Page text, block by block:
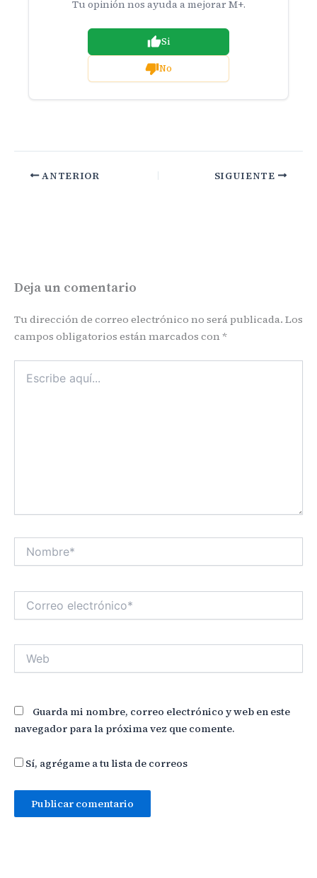
Tu opinión nos ayuda a mejorar M+.
Si
No
ANTERIOR SIGUIENTE
Deja un comentario
Tu dirección de correo electrónico no será publicada. Los
campos obligatorios están marcados con *
aquí...
Nombre*
electrónico*
Web
Guarda mi nombre, correo electrónico y web en este
navegador para la próxima vez que comente.
Sí, agrégame a tu lista de correos